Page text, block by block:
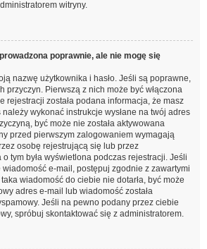
witryny.
poprawnie, ale nie mogę się
nazwę użytkownika i hasło. Jeśli są poprawne,
przyczyn. Pierwszą z nich może być włączona
rejestracji została podana informacja, że masz
wykonać instrukcje wysłane na twój adres
być może nie została aktywowana
przed pierwszym zalogowaniem wymagają
osobę rejestrującą się lub przez
tym była wyświetlona podczas rejestracji. Jeśli
wiadomość e-mail, postępuj zgodnie z zawartymi
wiadomość do ciebie nie dotarła, być może
adres e-mail lub wiadomość została
Jeśli na pewno podany przez ciebie
spróbuj skontaktować się z administratorem.